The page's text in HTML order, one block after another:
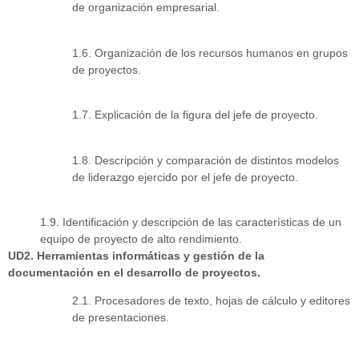
de organización empresarial.
1.6. Organización de los recursos humanos en grupos
de proyectos.
1.7. Explicación de la figura del jefe de proyecto.
1.8. Descripción y comparación de distintos modelos
de liderazgo ejercido por el jefe de proyecto.
1.9. Identificación y descripción de las características de un
equipo de proyecto de alto rendimiento.
UD2. Herramientas informáticas y gestión de la
documentación en el desarrollo de proyectos.
2.1. Procesadores de texto, hojas de cálculo y editores
de presentaciones.